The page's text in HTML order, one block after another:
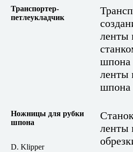
Транспортер-
петлеукладчик
ленты
шпона
ленты
шпона
Ножницы для рубки
шпона
ленты
D. Klipper